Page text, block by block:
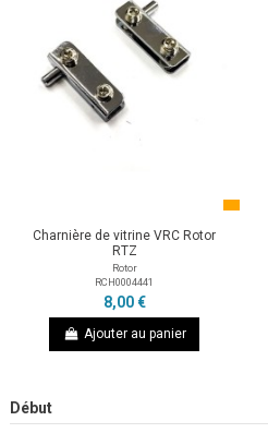
Charnière de vitrine VRC Rotor
RTZ
Rotor
RCH0004441
8,00 €
Ajouter au panier
Début